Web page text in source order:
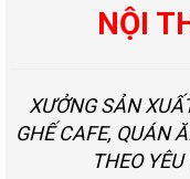
NỘI
XƯỞNG SẢN
GHẾ CAFE, QUÁN
THEO